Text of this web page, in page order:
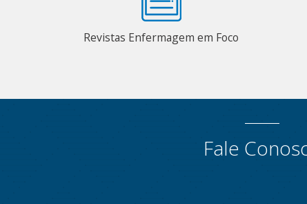
Revistas Enfermagem em Foco
Fale